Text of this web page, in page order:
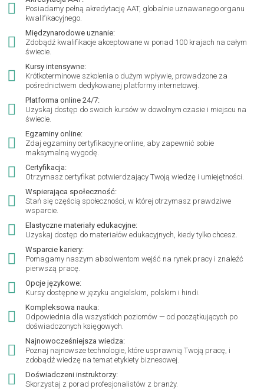
Posiadamy pełną akredytację AAT, globalnie uznawanego organu
kwalifikacyjnego.
Międzynarodowe uznanie:
Zdobądź kwalifikacje akceptowane w ponad 100 krajach na całym
świecie.
Kursy intensywne:
Krótkoterminowe szkolenia o dużym wpływie, prowadzone za
pośrednictwem dedykowanej platformy internetowej.
Platforma online 24/7:
Uzyskaj dostęp do swoich kursów w dowolnym czasie i miejscu na
świecie.
Egzaminy online:
Zdaj egzaminy certyfikacyjne online, aby zapewnić sobie
maksymalną wygodę.
Certyfikacja:
Otrzymasz certyfikat potwierdzający Twoją wiedzę i umiejętności.
Wspierająca społeczność:
Stań się częścią społeczności, w której otrzymasz prawdziwe
wsparcie.
Elastyczne materiały edukacyjne:
Uzyskaj dostęp do materiałów edukacyjnych, kiedy tylko chcesz.
Wsparcie kariery:
Pomagamy naszym absolwentom wejść na rynek pracy i znaleźć
pierwszą pracę.
Opcje językowe:
Kursy dostępne w języku angielskim, polskim i hindi.
Kompleksowa nauka:
Odpowiednia dla wszystkich poziomów — od początkujących po
doświadczonych księgowych.
Najnowocześniejsza wiedza:
Poznaj najnowsze technologie, które usprawnią Twoją pracę, i
zdobądź wiedzę na temat etykiety biznesowej.
Doświadczeni instruktorzy:
Skorzystaj z porad profesjonalistów z branży.